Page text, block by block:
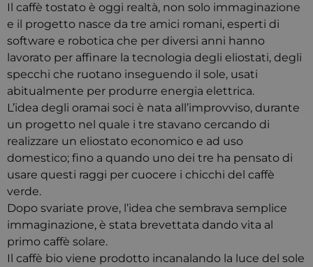
Il caffè tostato è oggi realtà, non solo immaginazione
e il progetto nasce da tre amici romani, esperti di
software e robotica che per diversi anni hanno
lavorato per affinare la tecnologia degli eliostati, degli
specchi che ruotano inseguendo il sole, usati
abitualmente per produrre energia elettrica.
L’idea degli oramai soci è nata all’improvviso, durante
un progetto nel quale i tre stavano cercando di
realizzare un eliostato economico e ad uso
domestico; fino a quando uno dei tre ha pensato di
usare questi raggi per cuocere i chicchi del caffè
verde.
Dopo svariate prove, l’idea che sembrava semplice
immaginazione, è stata brevettata dando vita al
primo caffè solare.
Il caffè bio viene prodotto incanalando la luce del sole